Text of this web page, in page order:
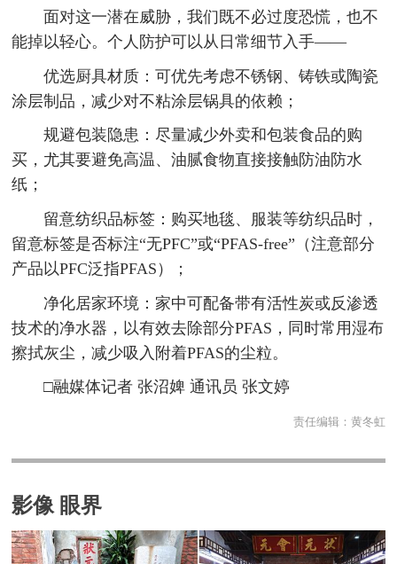
面对这一潜在威胁，我们既不必过度恐慌，也不
能掉以轻心。个人防护可以从日常细节入手——
优选厨具材质：可优先考虑不锈钢、铸铁或陶瓷
涂层制品，减少对不粘涂层锅具的依赖；
规避包装隐患：尽量减少外卖和包装食品的购
买，尤其要避免高温、油腻食物直接接触防油防水
纸；
留意纺织品标签：购买地毯、服装等纺织品时，
留意标签是否标注“无PFC”或“PFAS-free”（注意部分
产品以PFC泛指PFAS）；
净化居家环境：家中可配备带有活性炭或反渗透
技术的净水器，以有效去除部分PFAS，同时常用湿布
擦拭灰尘，减少吸入附着PFAS的尘粒。
□融媒体记者 张沼婢 通讯员 张文婷
责任编辑： 黄冬虹
影像 眼界